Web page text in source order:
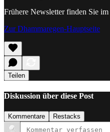
Frühere Newsletter finden Sie im
Zur Dhammaregen-Hauptseite
Teilen
Diskussion über diese Post
Kommentare Restacks